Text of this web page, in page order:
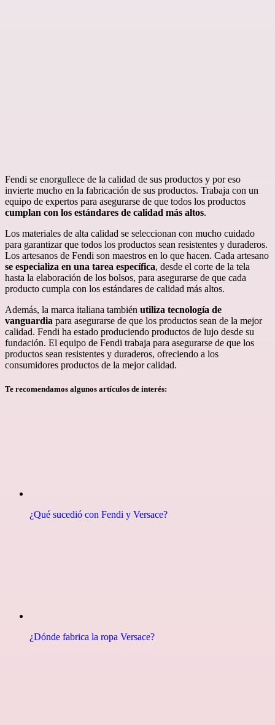
Fendi se enorgullece de la calidad de sus productos y por eso
invierte mucho en la fabricación de sus productos. Trabaja con un
equipo de expertos para asegurarse de que todos los productos
cumplan con los estándares de calidad más altos.
Los materiales de alta calidad se seleccionan con mucho cuidado
para garantizar que todos los productos sean resistentes y duraderos.
Los artesanos de Fendi son maestros en lo que hacen. Cada artesano
se especializa en una tarea específica, desde el corte de la tela
hasta la elaboración de los bolsos, para asegurarse de que cada
producto cumpla con los estándares de calidad más altos.
Además, la marca italiana también utiliza tecnología de
vanguardia para asegurarse de que los productos sean de la mejor
calidad. Fendi ha estado produciendo productos de lujo desde su
fundación. El equipo de Fendi trabaja para asegurarse de que los
productos sean resistentes y duraderos, ofreciendo a los
consumidores productos de la mejor calidad.
Te recomendamos algunos artículos de interés:
¿Qué sucedió con Fendi y Versace?
¿Dónde fabrica la ropa Versace?